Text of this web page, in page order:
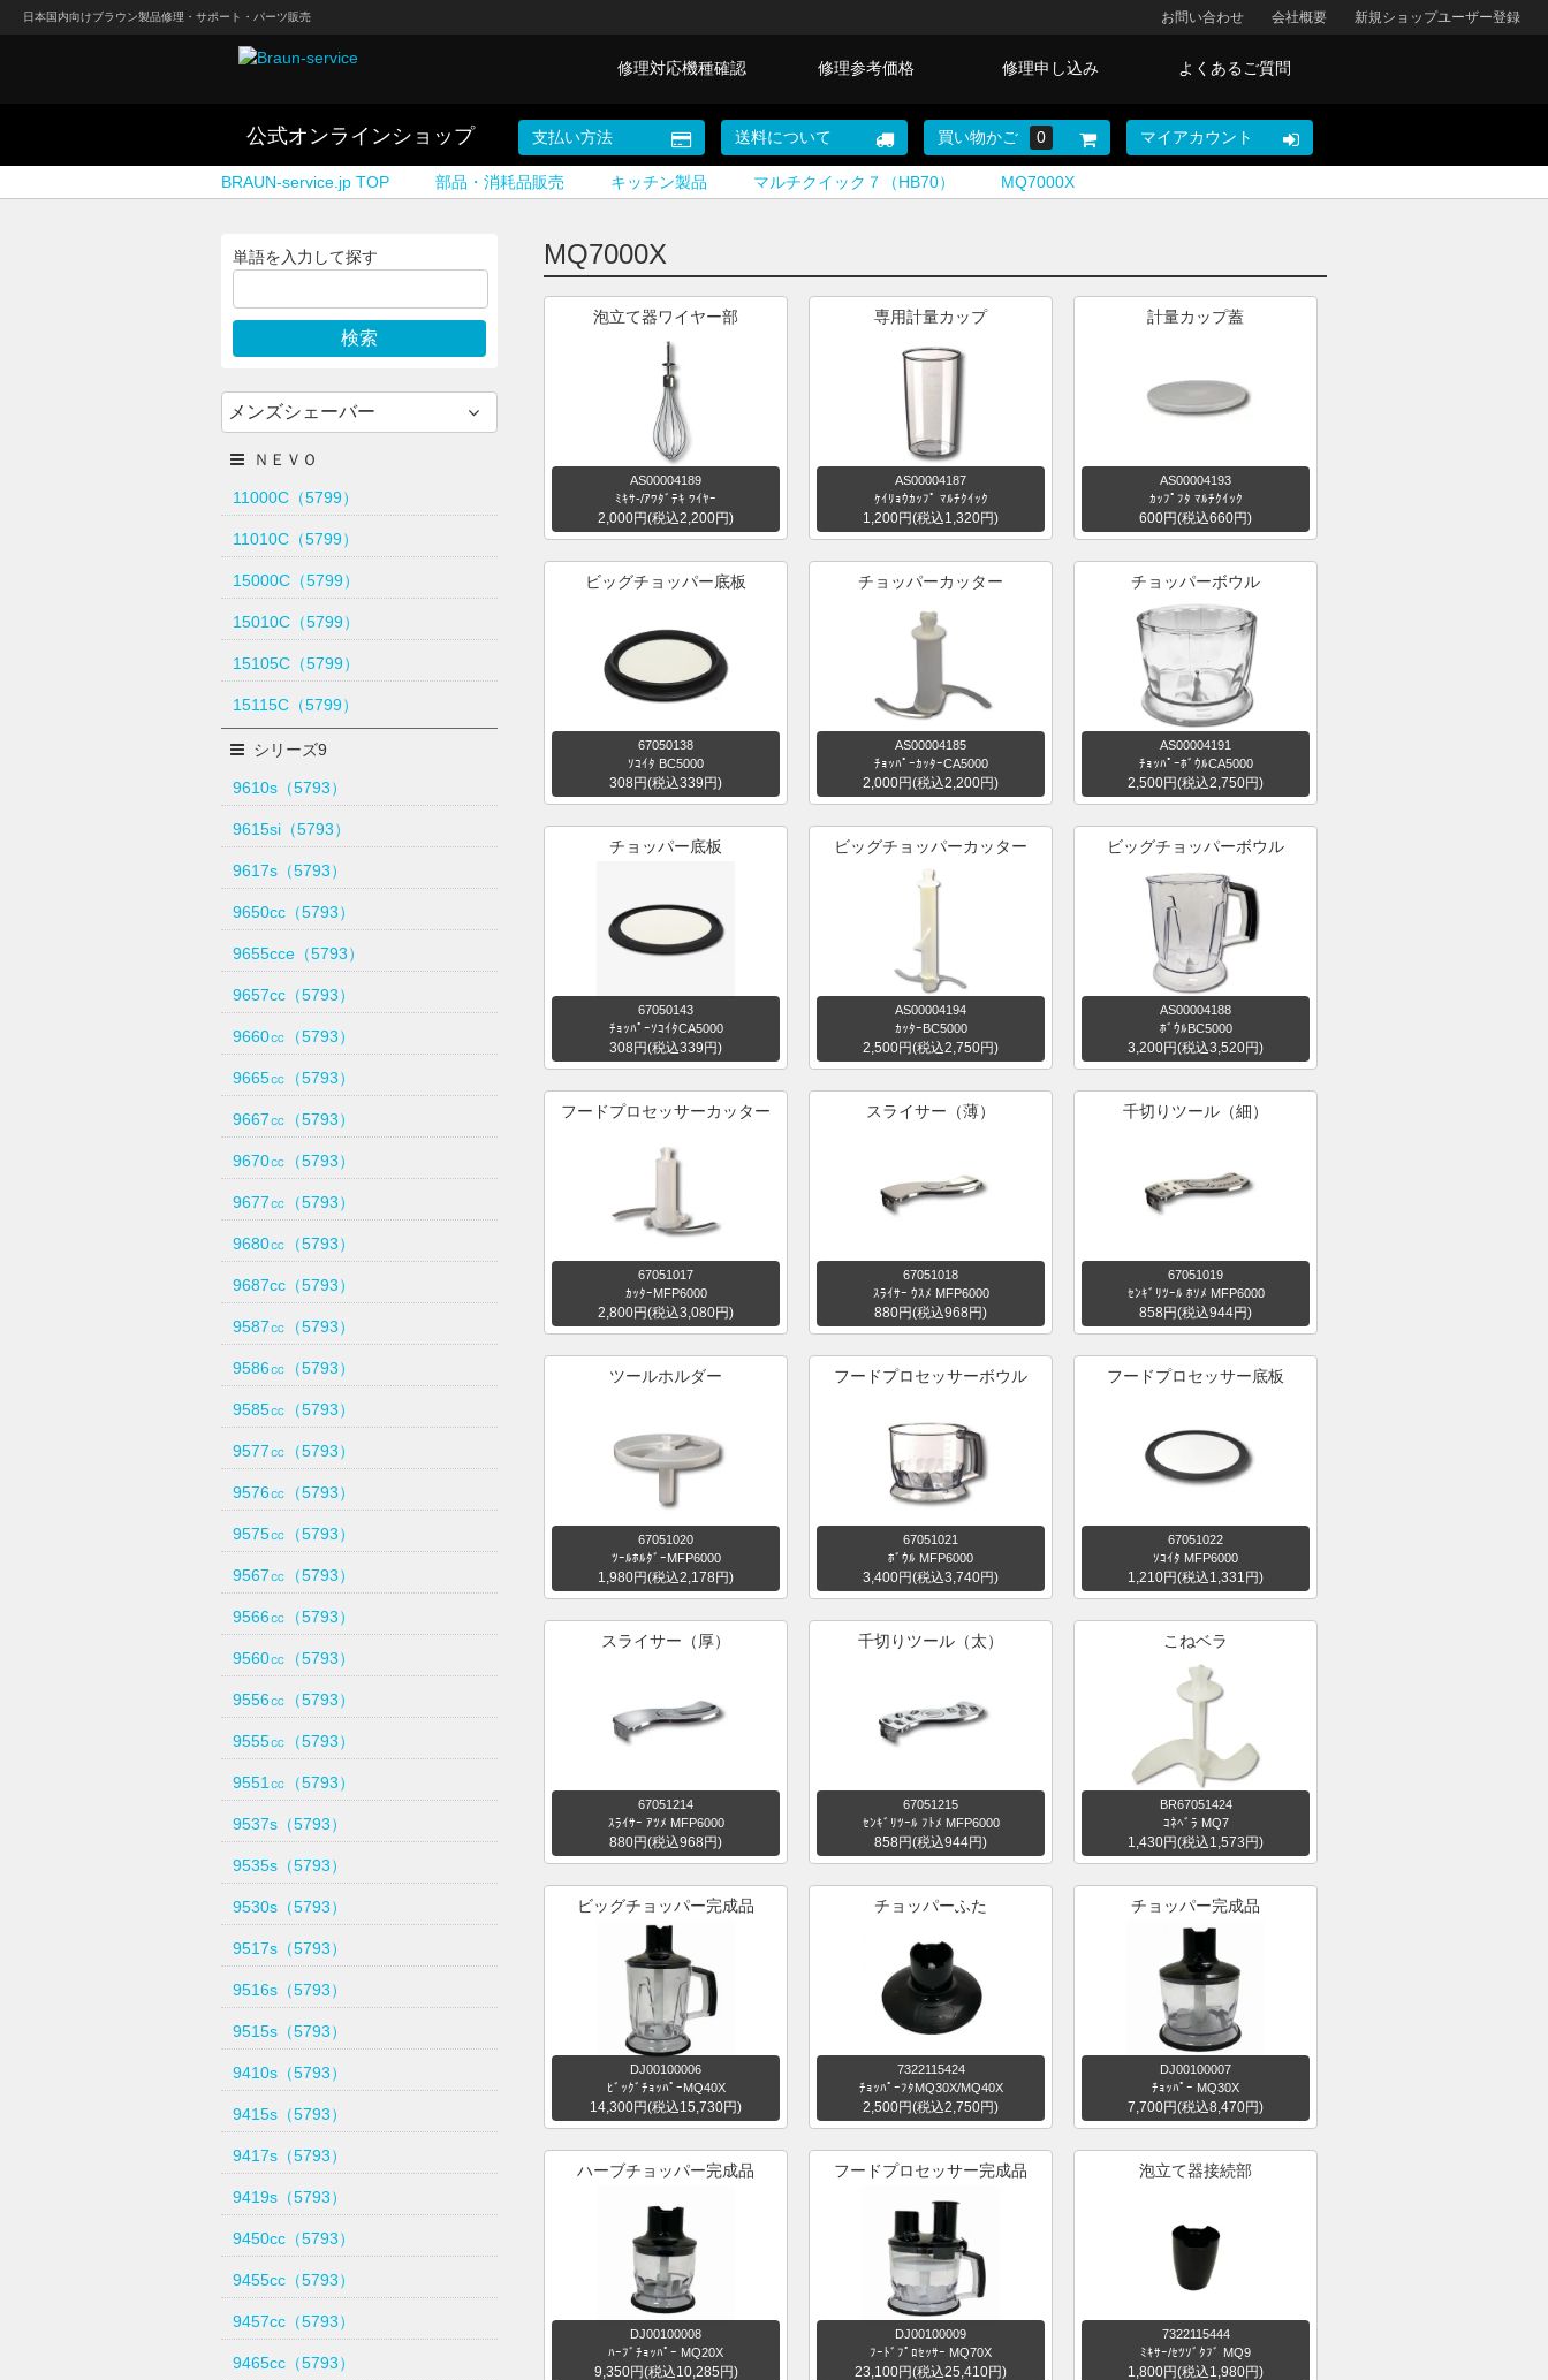
日本国内向けブラウン製品修理・サポート・パーツ販売 新規ショップユーザー登録
会社概要
お問い合わせ
修理対応機種確認 修理参考価格 修理申し込み よくあるご質問
公式オンラインショップ 支払い方法 送料について 買い物かご 0 マイアカウント
BRAUN-service.jp TOP 部品・消耗品販売 キッチン製品 マルチクイック７（HB70） MQ7000X
単語を入力して探す
メンズシェーバー
ＮＥＶＯ
11000C（5799）
11010C（5799）
15000C（5799）
15010C（5799）
15105C（5799）
15115C（5799）
シリーズ9
9610s（5793）
9615si（5793）
9617s（5793）
9650cc（5793）
9655cce（5793）
9657cc（5793）
9660㏄（5793）
9665㏄（5793）
9667㏄（5793）
9670㏄（5793）
9677㏄（5793）
9680㏄（5793）
9687cc（5793）
9587㏄（5793）
9586㏄（5793）
9585㏄（5793）
9577㏄（5793）
9576㏄（5793）
9575㏄（5793）
9567㏄（5793）
9566㏄（5793）
9560㏄（5793）
9556㏄（5793）
9555㏄（5793）
9551㏄（5793）
9537s（5793）
9535s（5793）
9530s（5793）
9517s（5793）
9516s（5793）
9515s（5793）
9410s（5793）
9415s（5793）
9417s（5793）
9419s（5793）
9450cc（5793）
9455cc（5793）
9457cc（5793）
9465cc（5793）
MQ7000X
泡立て器ワイヤー部
AS00004189
ﾐｷｻ-/ｱﾜﾀﾞﾃｷ ﾜｲﾔｰ
2,000円(税込2,200円)
専用計量カップ
AS00004187
ｹｲﾘｮｳｶｯﾌﾟ ﾏﾙﾁｸｲｯｸ
1,200円(税込1,320円)
計量カップ蓋
AS00004193
ｶｯﾌﾟﾌﾀ ﾏﾙﾁｸｲｯｸ
600円(税込660円)
ビッグチョッパー底板
67050138
ｿｺｲﾀ BC5000
308円(税込339円)
チョッパーカッター
AS00004185
ﾁｮｯﾊﾟｰｶｯﾀｰCA5000
2,000円(税込2,200円)
チョッパーボウル
AS00004191
ﾁｮｯﾊﾟｰﾎﾞｳﾙCA5000
2,500円(税込2,750円)
チョッパー底板
67050143
ﾁｮｯﾊﾟｰｿｺｲﾀCA5000
308円(税込339円)
ビッグチョッパーカッター
AS00004194
ｶｯﾀｰBC5000
2,500円(税込2,750円)
ビッグチョッパーボウル
AS00004188
ﾎﾞｳﾙBC5000
3,200円(税込3,520円)
フードプロセッサーカッター
67051017
ｶｯﾀｰMFP6000
2,800円(税込3,080円)
スライサー（薄）
67051018
ｽﾗｲｻｰ ｳｽﾒ MFP6000
880円(税込968円)
千切りツール（細）
67051019
ｾﾝｷﾞﾘﾂｰﾙ ﾎｿﾒ MFP6000
858円(税込944円)
ツールホルダー
67051020
ﾂｰﾙﾎﾙﾀﾞｰMFP6000
1,980円(税込2,178円)
フードプロセッサーボウル
67051021
ﾎﾞｳﾙ MFP6000
3,400円(税込3,740円)
フードプロセッサー底板
67051022
ｿｺｲﾀ MFP6000
1,210円(税込1,331円)
スライサー（厚）
67051214
ｽﾗｲｻｰ ｱﾂﾒ MFP6000
880円(税込968円)
千切りツール（太）
67051215
ｾﾝｷﾞﾘﾂｰﾙ ﾌﾄﾒ MFP6000
858円(税込944円)
こねベラ
BR67051424
ｺﾈﾍﾞﾗ MQ7
1,430円(税込1,573円)
ビッグチョッパー完成品
DJ00100006
ﾋﾞｯｸﾞﾁｮｯﾊﾟｰMQ40X
14,300円(税込15,730円)
チョッパーふた
7322115424
ﾁｮｯﾊﾟｰﾌﾀMQ30X/MQ40X
2,500円(税込2,750円)
チョッパー完成品
DJ00100007
ﾁｮｯﾊﾟｰ MQ30X
7,700円(税込8,470円)
ハーブチョッパー完成品
DJ00100008
ﾊｰﾌﾞﾁｮｯﾊﾟｰ MQ20X
9,350円(税込10,285円)
フードプロセッサー完成品
DJ00100009
ﾌｰﾄﾞﾌﾟﾛｾｯｻｰ MQ70X
23,100円(税込25,410円)
泡立て器接続部
7322115444
ﾐｷｻｰ/ｾﾂｿﾞｸﾌﾞ MQ9
1,800円(税込1,980円)